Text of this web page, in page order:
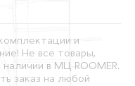
и
Не все товары,
в МЦ ROOMER.
заказ на любой